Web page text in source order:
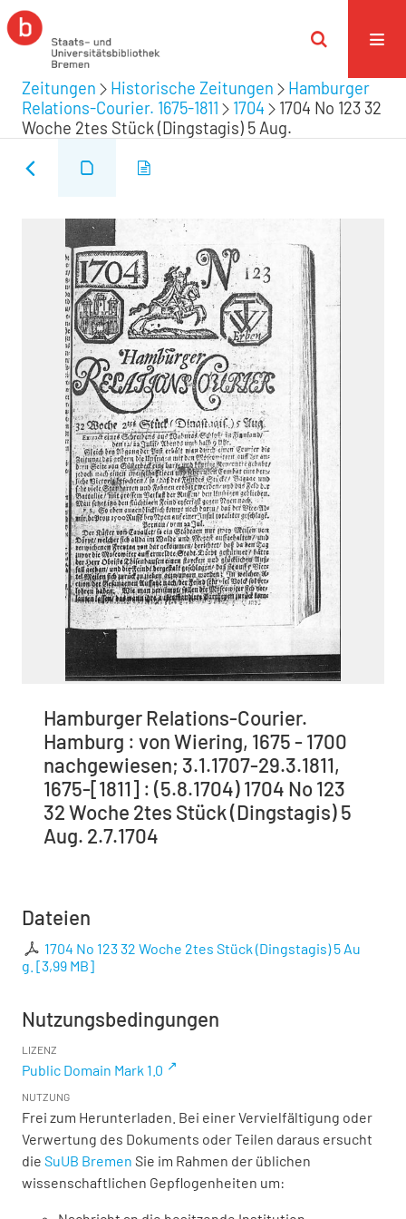
Zeitungen Historische Zeitungen
Hamburger
Relations-Courier. 1675-1811
1704
1704 No 123 32
Woche 2tes Stück (Dingstagis) 5 Aug.
Hamburger Relations-Courier.
Hamburg : von Wiering, 1675 - 1700
nachgewiesen; 3.1.1707-29.3.1811,
1675-[1811] : (5.8.1704) 1704 No 123
32 Woche 2tes Stück (Dingstagis) 5
Aug. 2.7.1704
Dateien
1704 No 123 32 Woche 2tes Stück (Dingstagis) 5 Au
g. [3,99 MB]
Nutzungsbedingungen
LIZENZ
Public Domain Mark 1.0
NUTZUNG
Frei zum Herunterladen. Bei einer Vervielfältigung oder
Verwertung des Dokuments oder Teilen daraus ersucht
die SuUB Bremen Sie im Rahmen der üblichen
wissenschaftlichen Gepflogenheiten um: